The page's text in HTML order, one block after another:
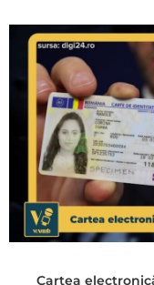
Cartea